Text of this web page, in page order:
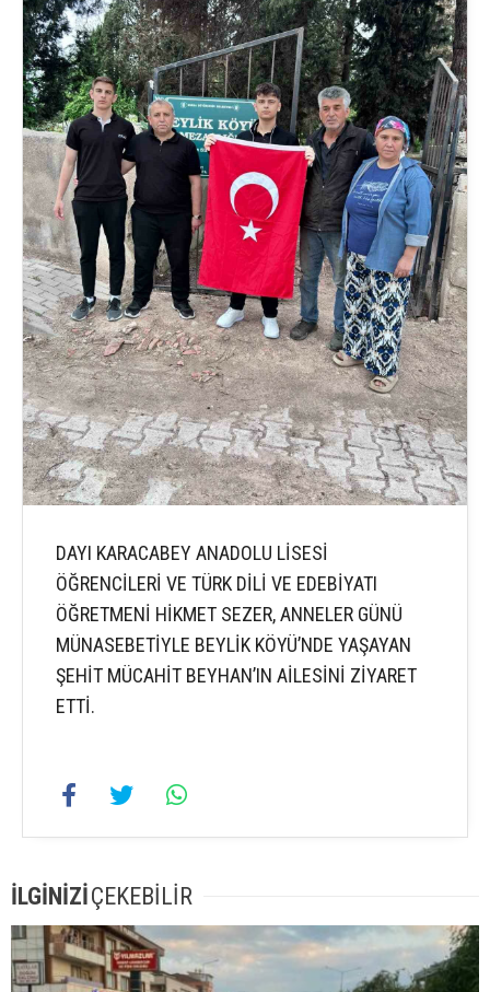
DAYI KARACABEY ANADOLU LİSESİ
ÖĞRENCİLERİ VE TÜRK DİLİ VE EDEBİYATI
ÖĞRETMENİ HİKMET SEZER, ANNELER GÜNÜ
MÜNASEBETİYLE BEYLİK KÖYÜ’NDE YAŞAYAN
ŞEHİT MÜCAHİT BEYHAN’IN AİLESİNİ ZİYARET
ETTİ.
İLGİNİZİÇEKEBİLİR